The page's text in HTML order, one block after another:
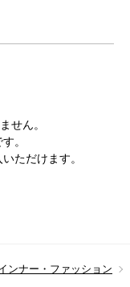
せん。
。
ただけます。
ンナー・ファッション